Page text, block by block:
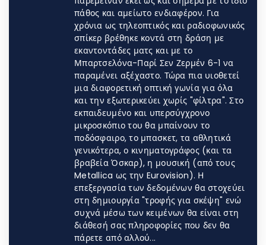
πάθος και αμείωτο ενδιαφέρον. Για
χρόνια ως τηλεοπτικός και ραδιοφωνικός
σπίκερ βρέθηκε κοντά στη δράση με
εκαντοντάδες ματς και με το
Μπαρτσελόνα-Παρί Σεν Ζερμέν 6-1 να
παραμένει αξέχαστο. Τώρα πια υιοθετεί
μια διαφορετική οπτική γωνία για όλα
και την εξωτερικεύει χωρίς "φίλτρα". Στο
εκπαιδευμένο και υπερσύγχρονο
μικροσκόπιο του θα μπαίνουν το
ποδόσφαιρο, το μπασκετ, τα αθλητικά
γενικότερα, ο κινηματογράφος (και τα
βραβεία Όσκαρ), η μουσική (από τoυς
Metallica ως την Eurovision). Η
επεξεργασία των δεδομένων θα στοχεύει
στη δημιουργία "τροφής για σκέψη" ενώ
συχνά μέσω των κειμένων θα είναι στη
διάθεσή σας πληροφορίες που δεν θα
πάρετε από αλλού...